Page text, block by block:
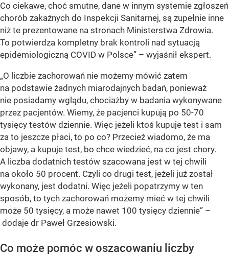
Co ciekawe, choć smutne, dane w innym systemie zgłoszeń
chorób zakaźnych do Inspekcji Sanitarnej, są zupełnie inne
niż te prezentowane na stronach Ministerstwa Zdrowia.
To potwierdza kompletny brak kontroli nad sytuacją
epidemiologiczną COVID w Polsce” – wyjaśnił ekspert.
„O liczbie zachorowań nie możemy mówić zatem
na podstawie żadnych miarodajnych badań, ponieważ
nie posiadamy wglądu, chociażby w badania wykonywane
przez pacjentów. Wiemy, że pacjenci kupują po 50-70
tysięcy testów dziennie. Więc jeżeli ktoś kupuje test i sam
za to jeszcze płaci, to po co? Przecież wiadomo, że ma
objawy, a kupuje test, bo chce wiedzieć, na co jest chory.
A liczba dodatnich testów szacowana jest w tej chwili
na około 50 procent. Czyli co drugi test, jeżeli już został
wykonany, jest dodatni. Więc jeżeli popatrzymy w ten
sposób, to tych zachorowań możemy mieć w tej chwili
może 50 tysięcy, a może nawet 100 tysięcy dziennie” –
dodaje dr Paweł Grzesiowski.
Co może pomóc w oszacowaniu liczby